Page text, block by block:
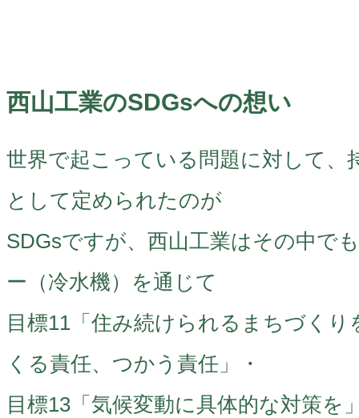
西山工業のSDGsへの想い
世界で起こっている問題に対して、
として定められたのが
SDGsですが、西山工業はその中で
ー（冷水機）を通じて
目標11「住み続けられるまちづくり
くる責任、つかう責任」・
目標13「気候変動に具体的な対策を